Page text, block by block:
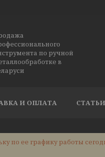
по ручной
в
И ОПЛАТА СТАТЬИ
по ее графику работы